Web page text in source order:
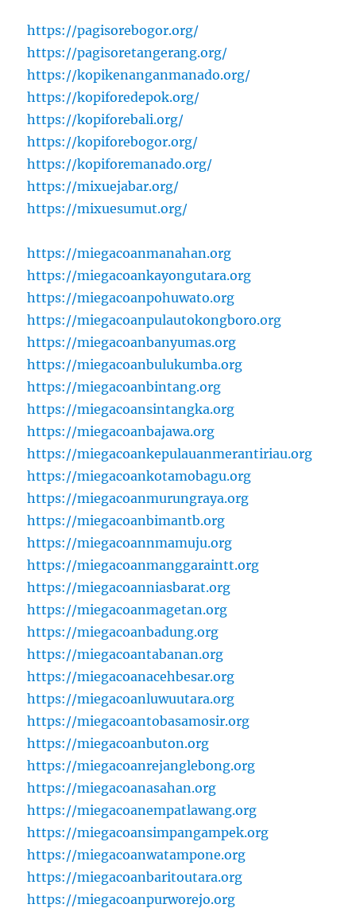
https://pagisorebogor.org/
https://pagisoretangerang.org/
https://kopikenanganmanado.org/
https://kopiforedepok.org/
https://kopiforebali.org/
https://kopiforebogor.org/
https://kopiforemanado.org/
https://mixuejabar.org/
https://mixuesumut.org/
https://miegacoanmanahan.org
https://miegacoankayongutara.org
https://miegacoanpohuwato.org
https://miegacoanpulautokongboro.org
https://miegacoanbanyumas.org
https://miegacoanbulukumba.org
https://miegacoanbintang.org
https://miegacoansintangka.org
https://miegacoanbajawa.org
https://miegacoankepulauanmerantiriau.org
https://miegacoankotamobagu.org
https://miegacoanmurungraya.org
https://miegacoanbimantb.org
https://miegacoannmamuju.org
https://miegacoanmanggaraintt.org
https://miegacoanniasbarat.org
https://miegacoanmagetan.org
https://miegacoanbadung.org
https://miegacoantabanan.org
https://miegacoanacehbesar.org
https://miegacoanluwuutara.org
https://miegacoantobasamosir.org
https://miegacoanbuton.org
https://miegacoanrejanglebong.org
https://miegacoanasahan.org
https://miegacoanempatlawang.org
https://miegacoansimpangampek.org
https://miegacoanwatampone.org
https://miegacoanbaritoutara.org
https://miegacoanpurworejo.org